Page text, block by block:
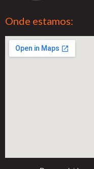
Onde estamos: